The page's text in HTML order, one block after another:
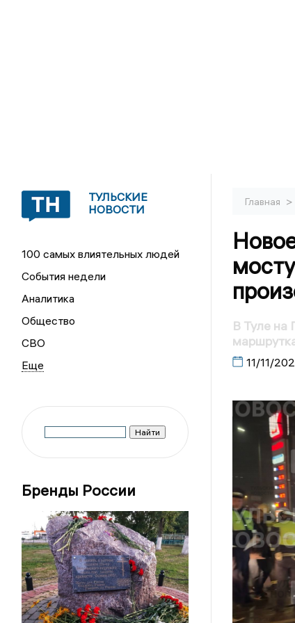
ТУЛЬСКИЕ
НОВОСТИ
100 самых влиятельных людей
События недели
Аналитика
Общество
СВО
Бренды России
Главная >
В Туле на
11/11/